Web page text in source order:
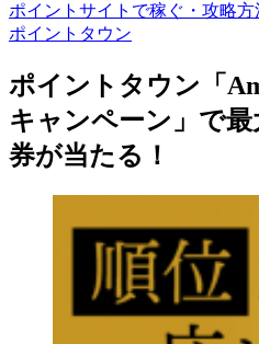
ポイントサイトで稼ぐ・攻略方
ポイントタウン
ポイントタウン「
キャンペーン」で
券が当たる！